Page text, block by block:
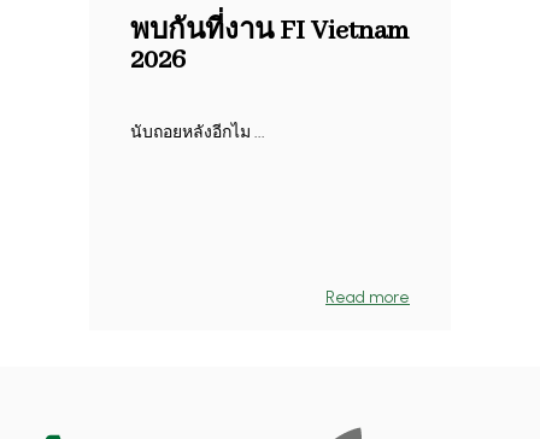
พบกันที่งาน FI Vietnam
2026
นับถอยหลังอีกไม ...
Read more